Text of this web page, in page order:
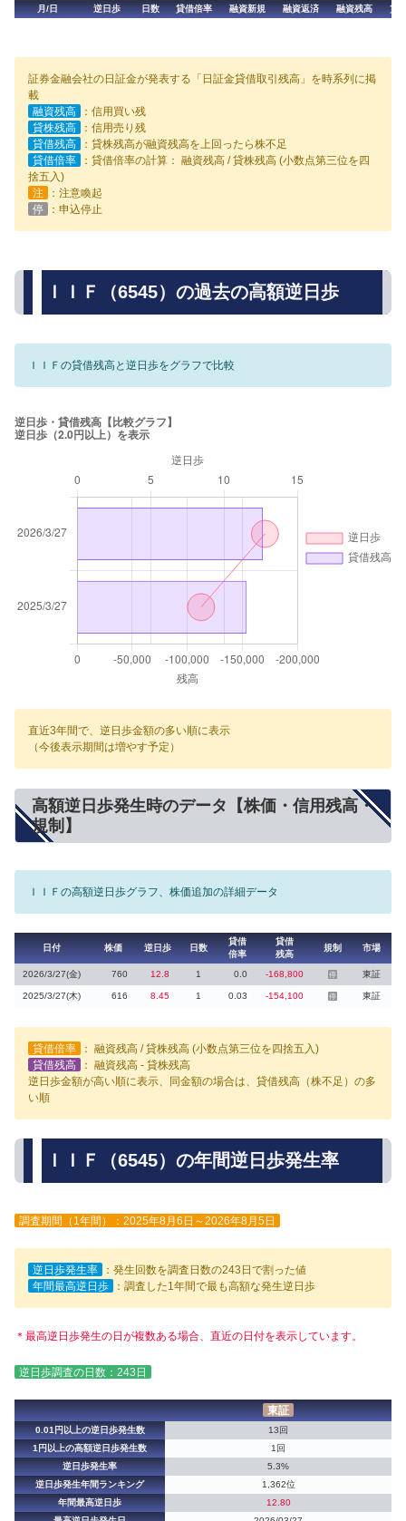
月/日
逆日歩 日数 貸借倍率 融資新規 融資返済 融資残高 貸
証券金融会社の日証金が発表する「日証金貸借取引残高」を時系列に掲
載
融資残高
：信用買い残
貸株残高
：信用売り残
貸借残高
：貸株残高が融資残高を上回ったら株不足
貸借倍率
：貸借倍率の計算： 融資残高 / 貸株残高 (小数点第三位を四
捨五入)
注
：注意喚起
停
：申込停止
ＩＩＦ（6545）の過去の高額逆日歩
ＩＩＦの貸借残高と逆日歩をグラフで比較
直近3年間で、逆日歩金額の多い順に表示
（今後表示期間は増やす予定）
高額逆日歩発生時のデータ【株価・信用残高・
規制】
ＩＩＦの高額逆日歩グラフ、株価追加の詳細データ
日付 株価 逆日歩 日数
貸借
倍率
貸借
残高
規制 市場
2026/3/27(金) 760 12.8 1 0.0 -168,800 停 東証
2025/3/27(木) 616 8.45 1 0.03 -154,100 停 東証
貸借倍率
： 融資残高 / 貸株残高 (小数点第三位を四捨五入)
貸借残高
： 融資残高 - 貸株残高
逆日歩金額が高い順に表示、同金額の場合は、貸借残高（株不足）の多
い順
ＩＩＦ（6545）の年間逆日歩発生率
調査期間（1年間）：2025年8月6日～2026年8月5日
逆日歩発生率
：発生回数を調査日数の243日で割った値
年間最高逆日歩
：調査した1年間で最も高額な発生逆日歩
＊最高逆日歩発生の日が複数ある場合、直近の日付を表示しています。
逆日歩調査の日数：243日
東証
0.01円以上の逆日歩発生数
13回
1円以上の高額逆日歩発生数
1回
逆日歩発生率
5.3%
逆日歩発生年間ランキング
1,362位
年間最高逆日歩
12.80